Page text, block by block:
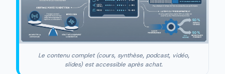
Le contenu complet (cours, synthèse, podcast, vidéo,
slides) est accessible après achat.